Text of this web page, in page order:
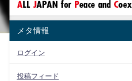
メタ情報
ログイン
投稿フィード